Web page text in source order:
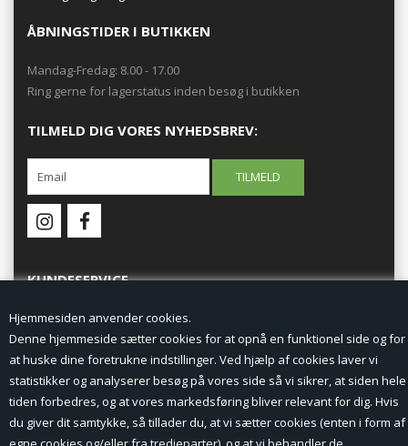
Hjemmesiden anvender cookies.
Denne hjemmeside sætter cookies for at opnå en funktionel side og for
at huske dine foretrukne indstillinger. Ved hjælp af cookies laver vi
statistikker og analyserer besøg på vores side så vi sikrer, at siden hele
tiden forbedres, og at vores markedsføring bliver relevant for dig. Hvis
du giver dit samtykke, så tillader du, at vi sætter cookies (enten i form af
ÅBNINGSTIDER I BUTIKKEN
Mandag-Fredag: 8.00 - 17.00
Ring gerne for lagerstatus inden besøg i butikken
TILMELD DIG VORES NYHEDSBREV:
KUNDESERVICE
Forside
Min Konto
Nyheder
Vilkår og betingelser